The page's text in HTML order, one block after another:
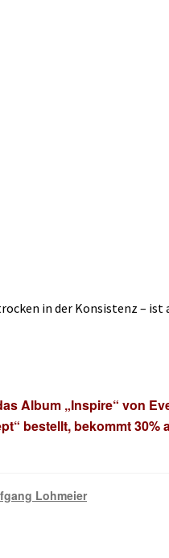
in der Konsistenz – ist
Album „Inspire“ von
bestellt, bekommt 30%
Lohmeier